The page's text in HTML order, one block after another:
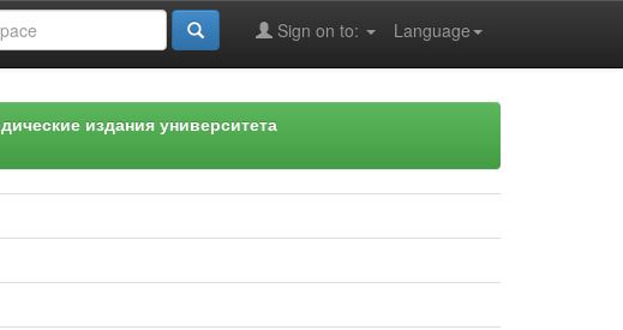
Language
Sign on to:
издания университета